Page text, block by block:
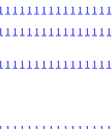
1 1 1 1 1 1 1 1 1 1 1 1 1 1 1
1 1 1 1 1 1 1 1 1 1 1 1 1 1 1
1 1 1 1 1 1 1 1 1 1 1 1 1 1 1